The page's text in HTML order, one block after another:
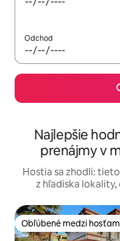
Odchod
Najlepšie
prenájmy v
Hostia sa zhodli:
z hľadiska
Obľúbené medzi
Obľúbené medzi